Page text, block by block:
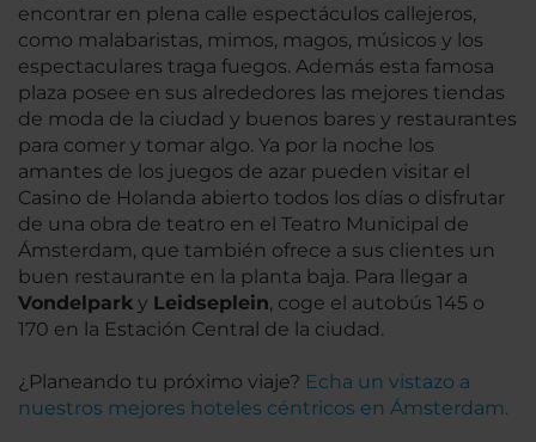
encontrar en plena calle espectáculos callejeros,
como malabaristas, mimos, magos, músicos y los
espectaculares traga fuegos. Además esta famosa
plaza posee en sus alrededores las mejores tiendas
de moda de la ciudad y buenos bares y restaurantes
para comer y tomar algo. Ya por la noche los
amantes de los juegos de azar pueden visitar el
Casino de Holanda abierto todos los días o disfrutar
de una obra de teatro en el Teatro Municipal de
Ámsterdam, que también ofrece a sus clientes un
buen restaurante en la planta baja. Para llegar a
Vondelpark y Leidseplein, coge el autobús 145 o
170 en la Estación Central de la ciudad.
¿Planeando tu próximo viaje? Echa un vistazo a
nuestros mejores hoteles céntricos en Ámsterdam.